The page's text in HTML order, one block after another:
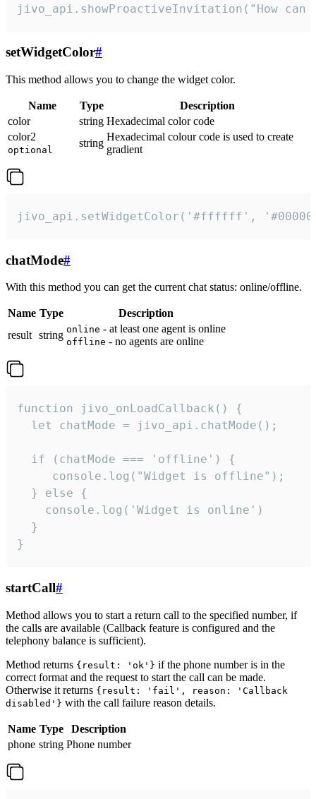
jivo_api.showProactiveInvitation("How
setWidgetColor#
This method allows you to change the widget color.
Name Type
Description
color
string Hexadecimal color code
color2
optional
string
Hexadecimal colour code is used to create
gradient
jivo_api.setWidgetColor('#ffffff',
chatMode#
With this method you can get the current chat status: online/offline.
Name Type
Description
result string online - at least one agent is online
offline - no agents are online
function jivo_onLoadCallback() {
  let chatMode = jivo_api.chatMode();
  if (chatMode === 'offline') {
     console.log("Widget is offline");
  } else {
    console.log('Widget is online')
  }
}
startCall#
Method allows you to start a return call to the specified number, if
the calls are available (Callback feature is configured and the
telephony balance is sufficient).
Method returns {result: 'ok'} if the phone number is in the
correct format and the request to start the call can be made.
Otherwise it returns {result: 'fail', reason: 'Callback
disabled'} with the call failure reason details.
Name Type
Description
phone string Phone number